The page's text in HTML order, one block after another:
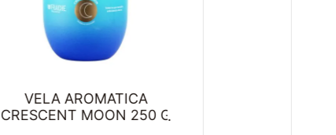
VELA AROMATICA
CRESCENT MOON 250 G